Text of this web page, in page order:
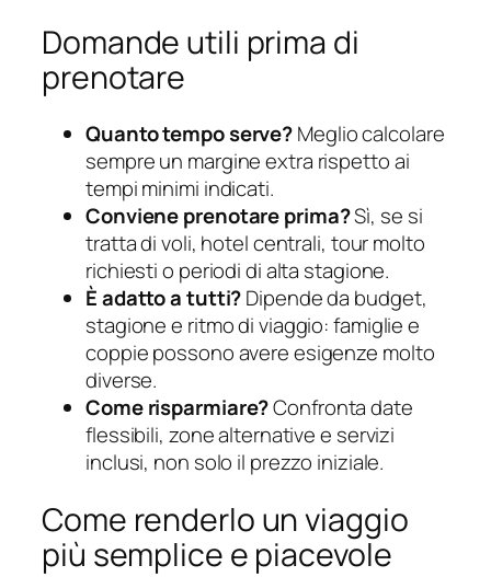
Domande utili prima di
prenotare
Quanto tempo serve?Meglio calcolare
sempre un margine extra rispetto ai
tempi minimi indicati.
Conviene prenotare prima?Sì, se si
tratta di voli, hotel centrali, tour molto
richiesti o periodi di alta stagione.
È adatto a tutti?Dipende da budget,
stagione e ritmo di viaggio: famiglie e
coppie possono avere esigenze molto
diverse.
Come risparmiare?Confronta date
flessibili, zone alternative e servizi
inclusi, non solo il prezzo iniziale.
Come renderlo un viaggio
più semplice e piacevole